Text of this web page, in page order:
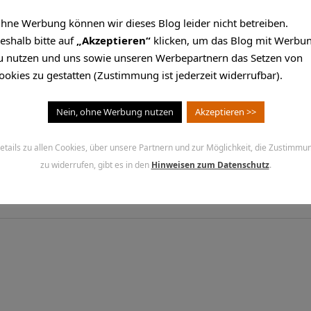
hat ein Problem
kurz, nachdem die Vorwürfe gegen Rainer Brüderle
des Netzes unterschätzt habe.…
Werbung können wir dieses Blog leider nicht betreiben.
bitte auf„Akzeptieren“ klicken, um das Blog mit
nutzen und uns sowie unseren Werbepartnern das Setzen von
zu gestatten (Zustimmung ist jederzeit widerrufbar).
Nein, ohne Werbung nutzen Akzeptieren >>
zu allen Cookies, über unsere Partnern und zur Möglichkeit, die
zu widerrufen, gibt es in den Hinweisen zum Datenschutz.